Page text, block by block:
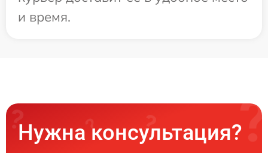
и время.
Нужна консультация?